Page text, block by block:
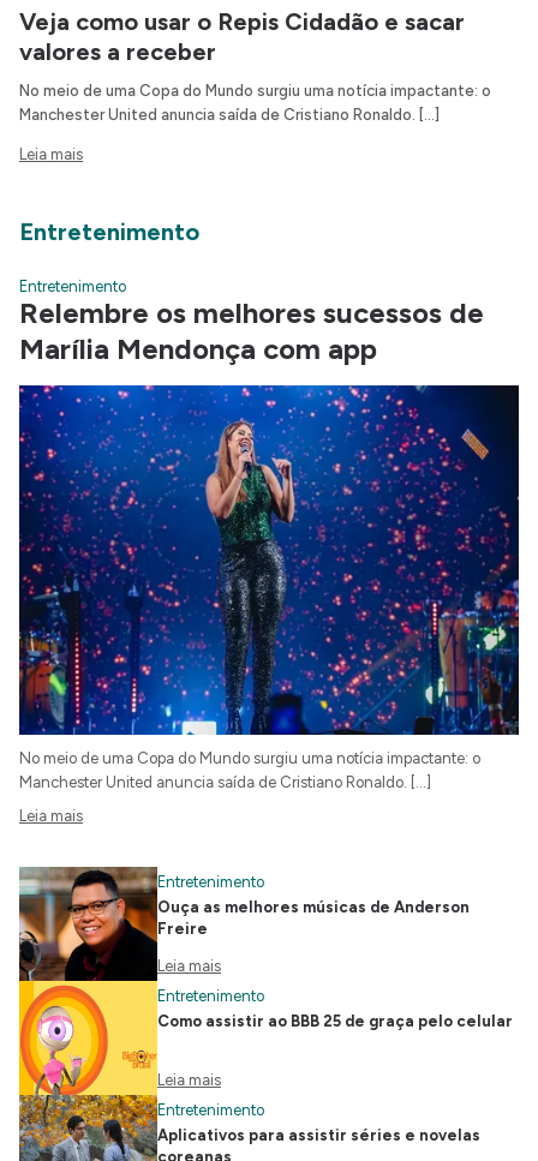
Veja como usar o Repis Cidadão e sacar
valores a receber
No meio de uma Copa do Mundo surgiu uma notícia impactante: o
Manchester United anuncia saída de Cristiano Ronaldo. […]
Leia mais
Entretenimento
Entretenimento
Relembre os melhores sucessos de
Marília Mendonça com app
No meio de uma Copa do Mundo surgiu uma notícia impactante: o
Manchester United anuncia saída de Cristiano Ronaldo. […]
Leia mais
Entretenimento
Ouça as melhores músicas de Anderson
Freire
Leia mais
Entretenimento
Como assistir ao BBB 25 de graça pelo celular
Leia mais
Entretenimento
Aplicativos para assistir séries e novelas
coreanas